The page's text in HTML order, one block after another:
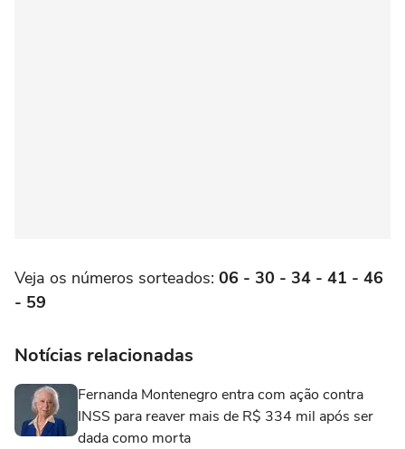
Veja os números sorteados: 06 - 30 - 34 - 41 - 46
- 59
Notícias relacionadas
Fernanda Montenegro entra com ação contra
INSS para reaver mais de R$ 334 mil após ser
dada como morta